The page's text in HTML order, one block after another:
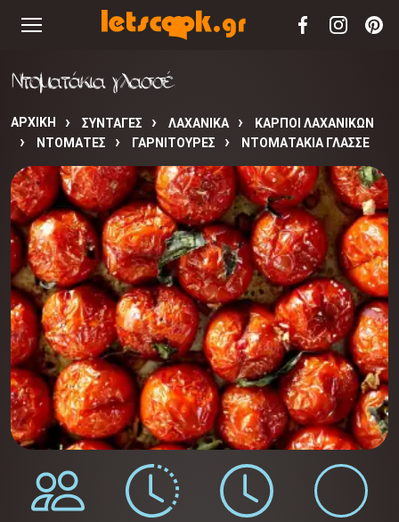
Ντοματάκια γλασσέ
ΑΡΧΙΚΉ ΣΥΝΤΑΓΈΣ ΛΑΧΑΝΙΚΑ
ΚΑΡΠΟΙ ΛΑΧΑΝΙΚΩΝ
ΝΤΟΜΑΤΕΣ
ΓΑΡΝΙΤΟΥΡΕΣ ΝΤΟΜΑΤΆΚΙΑ ΓΛΑΣΣΈ